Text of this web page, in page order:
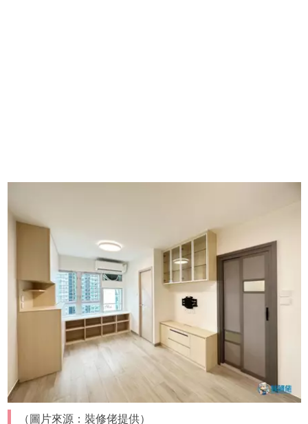
（圖片來源：裝修佬提供）